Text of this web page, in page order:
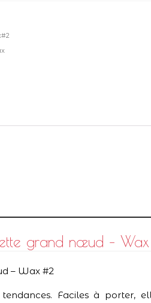
grand nœud –
– Wax #2
Faciles à porter,